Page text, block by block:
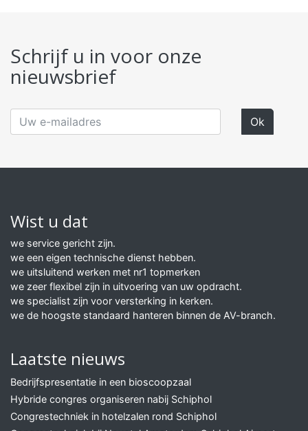
Schrijf u in voor onze
nieuwsbrief
Wist u dat
we service gericht zijn.
we een eigen technische dienst hebben.
we uitsluitend werken met nr1 topmerken
we zeer flexibel zijn in uitvoering van uw opdracht.
we specialist zijn voor versterking in kerken.
we de hoogste standaard hanteren binnen de AV-branch.
Laatste nieuws
Bedrijfspresentatie in een bioscoopzaal
Hybride congres organiseren nabij Schiphol
Congrestechniek in hotelzalen rond Schiphol